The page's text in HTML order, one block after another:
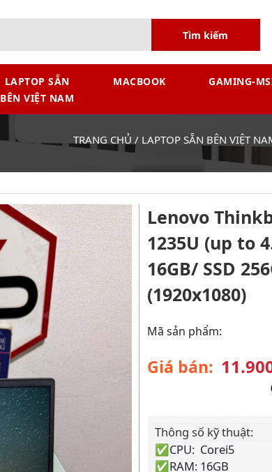
Tìm kiếm
LAPTOP SẴN
BÊN VIỆT NAM
MACBOOK GAMING-
TRANG CHỦ / LAPTOP SẴN BÊN VIỆT
Lenovo
1235U (up to
16GB/ SSD
(1920x1080)
Mã sản phẩm:
Giá bán:
Thông số kỹ thuật:
✅CPU: Corei5
✅RAM: 16GB